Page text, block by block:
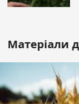
Матеріали